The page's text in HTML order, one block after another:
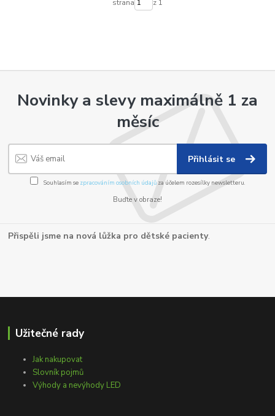
strana z 1
Novinky a slevy maximálně 1 za
měsíc
Přihlásit se
Souhlasím se zpracováním osobních údajůza účelem rozesílky newsletteru.
Buďte v obraze!
Přispěli jsme na nová lůžka pro dětské pacienty.
Užitečné rady
Jak nakupovat
Slovník pojmů
Výhody a nevýhody LED